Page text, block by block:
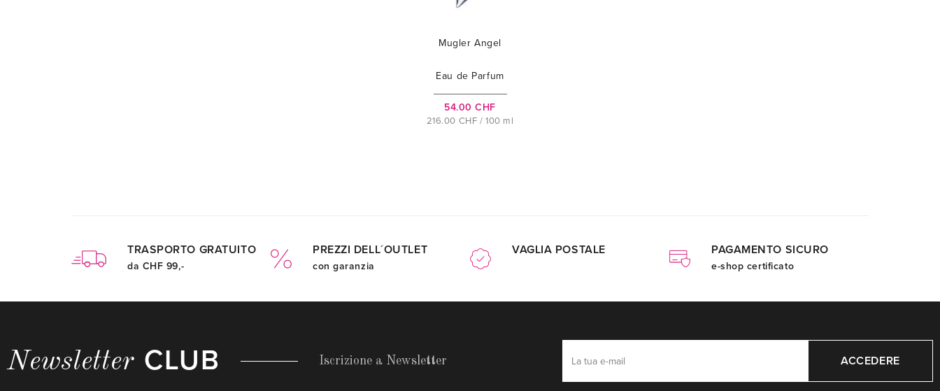
Mugler Angel
Eau de Parfum
54.00 CHF
216.00 CHF / 100 ml
TRASPORTO GRATUITO
da CHF 99,-
PREZZI DELL´OUTLET
con garanzia
VAGLIA POSTALE PAGAMENTO SICURO
e-shop certificato
Newsletter CLUB Iscrizione a Newsletter ACCEDERE